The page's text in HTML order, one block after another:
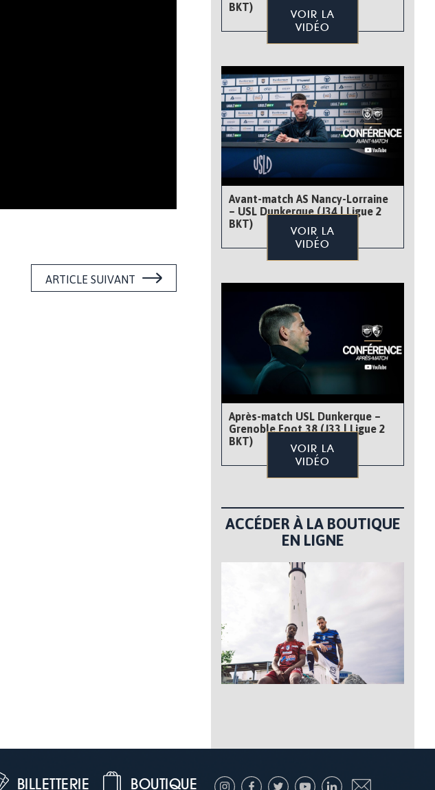
ARTICLE SUIVANT
BKT)
VOIR LA
VIDÉO
Avant-match AS Nancy-Lorraine
– USL Dunkerque (J34 | Ligue 2
BKT)
VOIR LA
VIDÉO
Après-match USL Dunkerque –
Grenoble Foot 38 (J33 | Ligue 2
BKT)
VOIR LA
VIDÉO
ACCÉDER À LA BOUTIQUE
EN LIGNE
BOUTIQUE
BILLETTERIE